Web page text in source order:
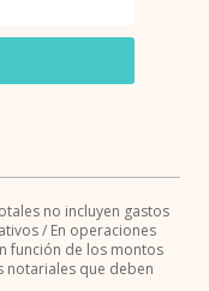
no incluyen gastos
/ En operaciones
función de los montos
notariales que deben